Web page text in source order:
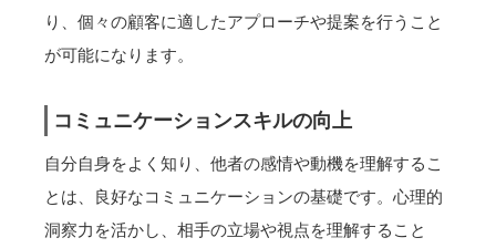
り、個々の顧客に適したアプローチや提案を行うこと
が可能になります。
コミュニケーションスキルの向上
自分自身をよく知り、他者の感情や動機を理解するこ
とは、良好なコミュニケーションの基礎です。心理的
洞察力を活かし、相手の立場や視点を理解すること